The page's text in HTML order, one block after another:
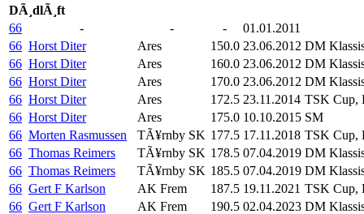
DÃ¸dlÃ¸ft
66
- - -
01.01.2011
66 Horst Diter Ares 150.0 23.06.2012 DM
66 Horst Diter Ares 160.0 23.06.2012 DM
66 Horst Diter Ares 170.0 23.06.2012 DM
66 Horst Diter Ares 172.5 23.11.2014 TSK Cup,
66 Horst Diter Ares 175.0 10.10.2015 SM
66 Morten Rasmussen TÃ¥rnby SK 177.5 17.11.2018 TSK Cup,
66 Thomas Reimers TÃ¥rnby SK 178.5 07.04.2019 DM
66 Thomas Reimers TÃ¥rnby SK 185.5 07.04.2019 DM
66 Gert F Karlson AK Frem 187.5 19.11.2021 TSK Cup,
66 Gert F Karlson AK Frem 190.5 02.04.2023 DM